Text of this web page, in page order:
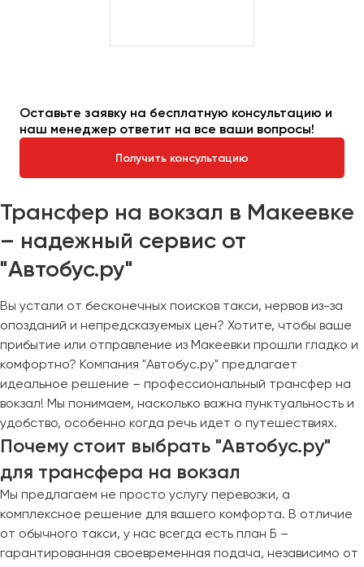
Оставьте заявку на бесплатную консультацию и
наш менеджер ответит на все ваши вопросы!
Получить консультацию
Трансфер на вокзал в Макеевке
– надежный сервис от
"Автобус.ру"
Вы устали от бесконечных поисков такси, нервов из-за
опозданий и непредсказуемых цен? Хотите, чтобы ваше
прибытие или отправление из Макеевки прошли гладко и
комфортно? Компания "Автобус.ру" предлагает
идеальное решение – профессиональный трансфер на
вокзал! Мы понимаем, насколько важна пунктуальность и
удобство, особенно когда речь идет о путешествиях.
Почему стоит выбрать "Автобус.ру"
для трансфера на вокзал
Мы предлагаем не просто услугу перевозки, а
комплексное решение для вашего комфорта. В отличие
от обычного такси, у нас всегда есть план Б –
гарантированная своевременная подача, независимо от